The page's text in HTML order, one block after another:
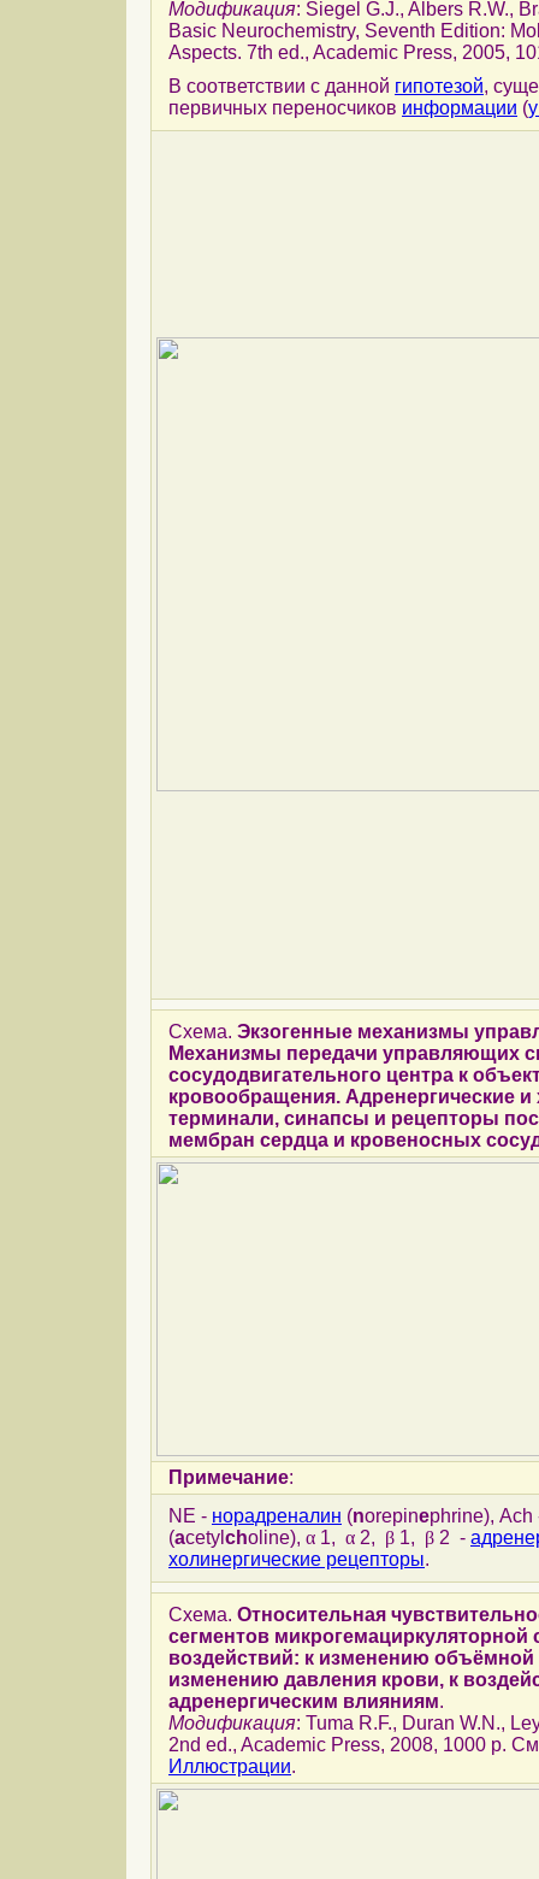
Модификация: Siegel G.J., Albers R.W.,
Basic Neurochemistry, Seventh Edition:
Aspects. 7th ed., Academic Press, 2005,
В соответствии с данной гипотезой,
первичных переносчиков информации (
Схема. Экзогенные механизмы
Механизмы передачи управляющих
сосудодвигательного центра к
кровообращения. Адренергические и
терминали, синапсы и рецепторы
мембран сердца и кровеносных
Примечание:
NE - норадреналин (norepinephrine),
(acetyl choline), α 1, α 2, β 1, β 2 -
холинергические рецепторы.
Схема. Относительная
сегментов
воздействий: к изменению объёмной
изменению давления крови, к
адренергическим влияниям.
Модификация: Tuma R.F., Duran W.N.,
2nd ed., Academic Press, 2008, 1000 p.
Иллюстрации.